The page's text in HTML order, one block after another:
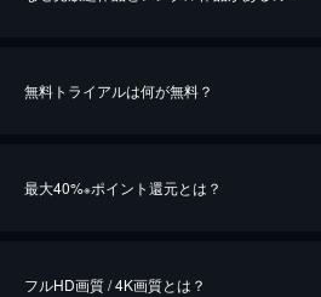
無料トライアルは何が無料？
最大40%※ポイント還元とは？
フルHD画質 / 4K画質とは？